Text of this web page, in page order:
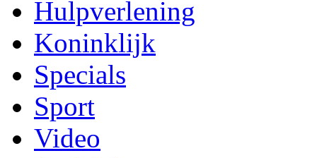
Hulpverlening
Koninklijk
Specials
Sport
Video